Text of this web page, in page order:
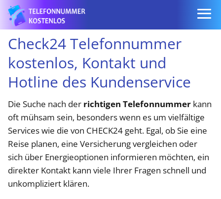
Check24 Telefonnummer
kostenlos, Kontakt und
Hotline des Kundenservice
Die Suche nach der richtigen Telefonnummer kann
oft mühsam sein, besonders wenn es um vielfältige
Services wie die von CHECK24 geht. Egal, ob Sie eine
Reise planen, eine Versicherung vergleichen oder
sich über Energieoptionen informieren möchten, ein
direkter Kontakt kann viele Ihrer Fragen schnell und
unkompliziert klären.